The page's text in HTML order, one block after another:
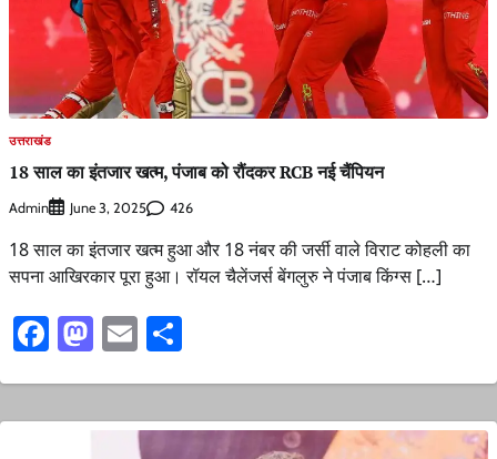
उत्तराखंड
18 साल का इंतजार खत्म, पंजाब को रौंदकर RCB नई चैंपियन
Admin June 3, 2025 426
18 साल का इंतजार खत्म हुआ और 18 नंबर की जर्सी वाले विराट कोहली का
सपना आखिरकार पूरा हुआ। रॉयल चैलेंजर्स बेंगलुरु ने पंजाब किंग्स […]
Facebook
Mastodon
Email